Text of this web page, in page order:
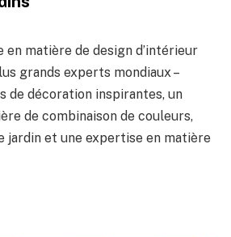
en matière de design d’intérieur
grands experts mondiaux –
de décoration inspirantes, un
de combinaison de couleurs,
jardin et une expertise en matière